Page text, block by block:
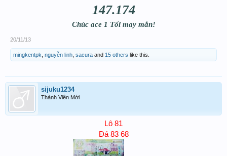
147.174
Chúc ace 1 Tối may mắn!
20/11/13
mingkentpk nguyễn linh sacura and 15 others like this.
sijuku1234
Thành Viên Mới
Lô 81
Đá 83 68